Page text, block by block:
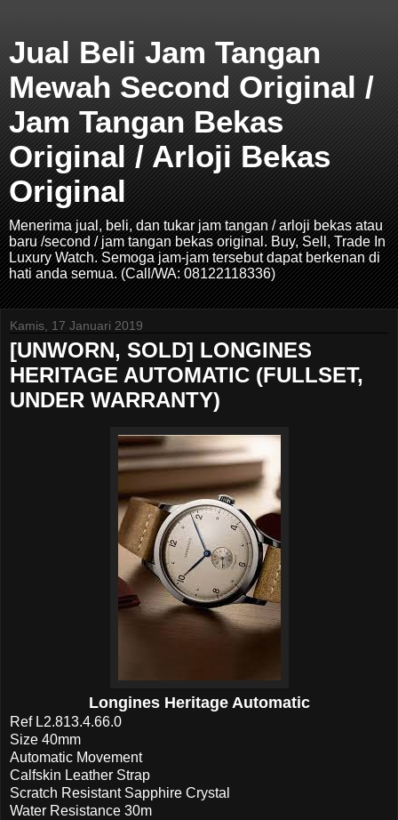
Jual Beli Jam Tangan
Mewah Second Original /
Jam Tangan Bekas
Original / Arloji Bekas
Original
Menerima jual, beli, dan tukar jam tangan / arloji bekas atau
baru /second / jam tangan bekas original. Buy, Sell, Trade In
Luxury Watch. Semoga jam-jam tersebut dapat berkenan di
hati anda semua. (Call/WA: 08122118336)
Kamis, 17 Januari 2019
[UNWORN, SOLD] LONGINES
HERITAGE AUTOMATIC (FULLSET,
UNDER WARRANTY)
Longines Heritage Automatic
Ref L2.813.4.66.0
Size 40mm
Automatic Movement
Calfskin Leather Strap
Scratch Resistant Sapphire Crystal
Water Resistance 30m